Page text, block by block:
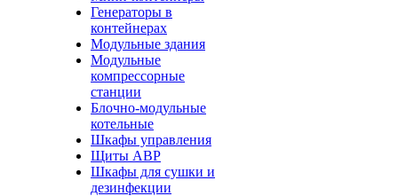
Генераторы в
контейнерах
Модульные здания
Модульные
компрессорные
станции
Блочно-модульные
котельные
Шкафы управления
Щиты АВР
Шкафы для сушки и
дезинфекции